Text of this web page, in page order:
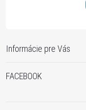
Informácie pre Vás
FACEBOOK